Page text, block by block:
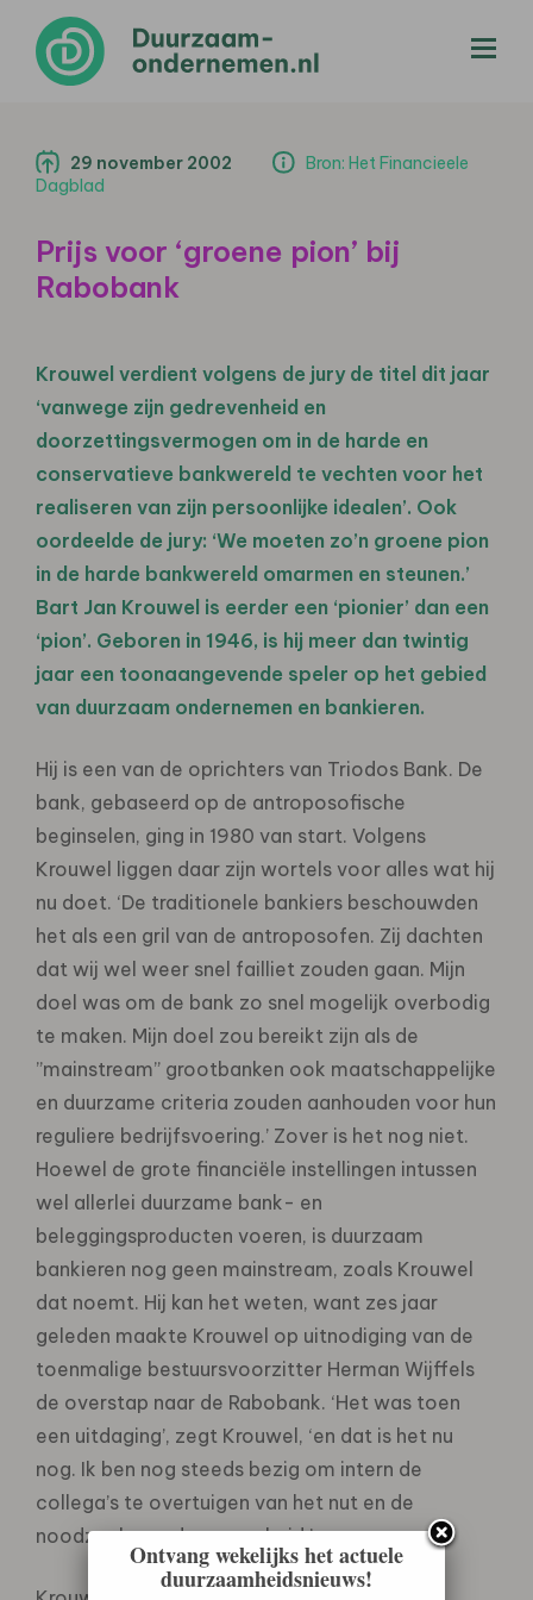
29 november 2002
Bron: Het Financieele
Dagblad
Prijs voor ‘groene pion’ bij
Rabobank
Krouwel verdient volgens de jury de titel dit jaar
‘vanwege zijn gedrevenheid en
doorzettingsvermogen om in de harde en
conservatieve bankwereld te vechten voor het
realiseren van zijn persoonlijke idealen’. Ook
oordeelde de jury: ‘We moeten zo’n groene pion
in de harde bankwereld omarmen en steunen.’
Bart Jan Krouwel is eerder een ‘pionier’ dan een
‘pion’. Geboren in 1946, is hij meer dan twintig
jaar een toonaangevende speler op het gebied
van duurzaam ondernemen en bankieren.
Hij is een van de oprichters van Triodos Bank. De
bank, gebaseerd op de antroposofische
beginselen, ging in 1980 van start. Volgens
Krouwel liggen daar zijn wortels voor alles wat hij
nu doet. ‘De traditionele bankiers beschouwden
het als een gril van de antroposofen. Zij dachten
dat wij wel weer snel failliet zouden gaan. Mijn
doel was om de bank zo snel mogelijk overbodig
te maken. Mijn doel zou bereikt zijn als de
”mainstream” grootbanken ook maatschappelijke
en duurzame criteria zouden aanhouden voor hun
reguliere bedrijfsvoering.’ Zover is het nog niet.
Hoewel de grote financiële instellingen intussen
wel allerlei duurzame bank- en
beleggingsproducten voeren, is duurzaam
bankieren nog geen mainstream, zoals Krouwel
dat noemt. Hij kan het weten, want zes jaar
geleden maakte Krouwel op uitnodiging van de
toenmalige bestuursvoorzitter Herman Wijffels
de overstap naar de Rabobank. ‘Het was toen
een uitdaging’, zegt Krouwel, ‘en dat is het nu
nog. Ik ben nog steeds bezig om intern de
collega’s te overtuigen van het nut en de
noodzaak van duurzaamheid.’
Ontvang wekelijks het actuele
duurzaamheidsnieuws!